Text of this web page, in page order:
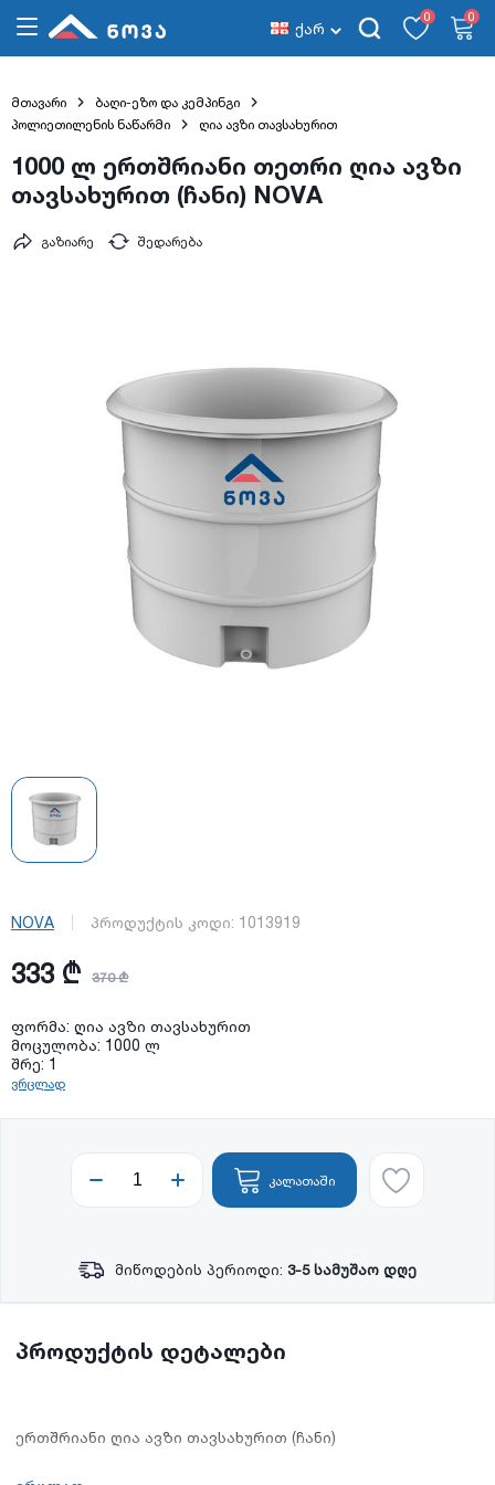
ქარ
0 0
მთავარი
ბაღი-ეზო და კემპინგი
პოლიეთილენის ნაწარმი
ღია ავზი თავსახურით
1000 ლ ერთშრიანი თეთრი ღია ავზი
თავსახურით (ჩანი) NOVA
შედარება
გაზიარე
NOVA პროდუქტის კოდი: 1013919
333 ₾ 370 ₾
ფორმა: ღია ავზი თავსახურით
მოცულობა: 1000 ლ
შრე: 1
ვრცლად
კალათაში
მიწოდების პერიოდი: 3-5 სამუშაო დღე
პროდუქტის დეტალები
ერთშრიანი ღია ავზი თავსახურით (ჩანი)